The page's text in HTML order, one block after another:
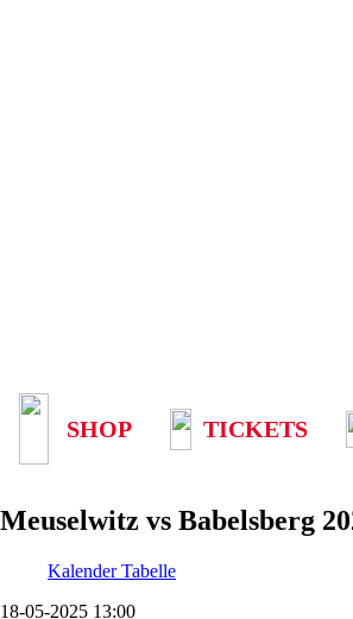
SHOP TICKETS
Meuselwitz vs Babelsberg
KalenderTabelle
18-05-2025 13:00